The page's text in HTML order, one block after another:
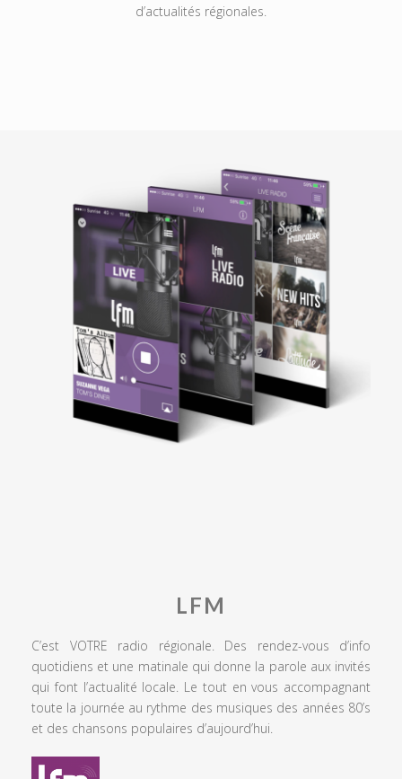
d’actualités régionales.
LFM
C’est VOTRE radio régionale. Des rendez-vous d’info
quotidiens et une matinale qui donne la parole aux invités
qui font l’actualité locale. Le tout en vous accompagnant
toute la journée au rythme des musiques des années 80’s
et des chansons populaires d’aujourd’hui.